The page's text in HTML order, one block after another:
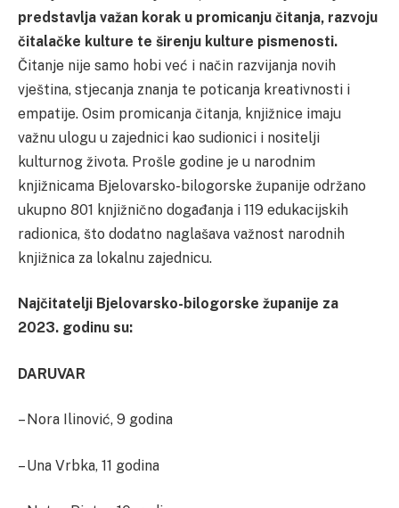
predstavlja važan korak u promicanju čitanja, razvoju
čitalačke kulture te širenju kulture pismenosti.
Čitanje nije samo hobi već i način razvijanja novih
vještina, stjecanja znanja te poticanja kreativnosti i
empatije. Osim promicanja čitanja, knjižnice imaju
važnu ulogu u zajednici kao sudionici i nositelji
kulturnog života. Prošle godine je u narodnim
knjižnicama Bjelovarsko-bilogorske županije održano
ukupno 801 knjižnično događanja i 119 edukacijskih
radionica, što dodatno naglašava važnost narodnih
knjižnica za lokalnu zajednicu.
Najčitatelji Bjelovarsko-bilogorske županije za
2023. godinu su:
DARUVAR
– Nora Ilinović, 9 godina
– Una Vrbka, 11 godina